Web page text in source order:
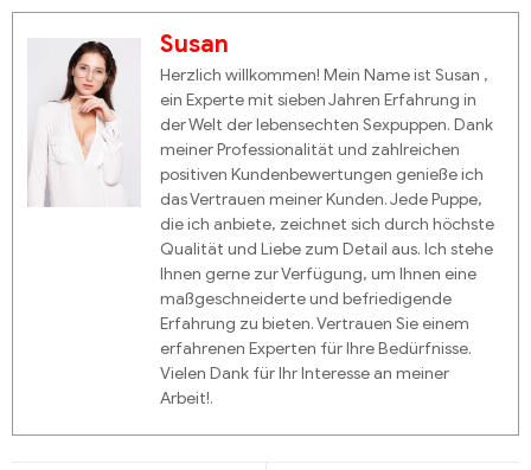
Susan
Herzlich willkommen! Mein Name ist Susan ,
ein Experte mit sieben Jahren Erfahrung in
der Welt der lebensechten Sexpuppen. Dank
meiner Professionalität und zahlreichen
positiven Kundenbewertungen genieße ich
das Vertrauen meiner Kunden. Jede Puppe,
die ich anbiete, zeichnet sich durch höchste
Qualität und Liebe zum Detail aus. Ich stehe
Ihnen gerne zur Verfügung, um Ihnen eine
maßgeschneiderte und befriedigende
Erfahrung zu bieten. Vertrauen Sie einem
erfahrenen Experten für Ihre Bedürfnisse.
Vielen Dank für Ihr Interesse an meiner
Arbeit!.